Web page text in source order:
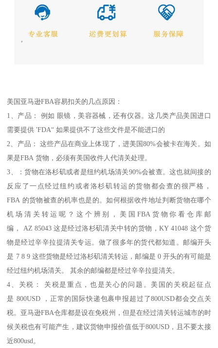
美国亚马逊FBA容易扣关的几点原因：
1、产品： 例如 眼镜，美容器械，还有仪器。这几类产品美国进口
需要提供 'FDA“ 如果提供不了这些文件是不能进口的
2、产品： 这些产品在商业上体现了，进美国80%会被卡在海关。如
果是FBA 货物，必须有美国收件人代清关处理。
3、：货物在洛杉矶或者是纽约机场清关90%会被查。这也就间接的
反应了一点经过纽约或者洛杉矶转运的货物都会查的很严格，
FBA 的货物被查的机率也是的。如何根据收件地址判断货物在哪个
机场清关转运呢？这个辨别，美国FBA货物你看仓库邮
编， AZ 85043 这是经过洛杉矶清关中转的货物，KY 41048 这个货
物是经过辛辛拉提清关专运。做了很多年的货代都知道。邮编开头
是 7 8 9 这些货物是经过洛杉矶清关转运，邮编是 0 开头的有可能是
经过纽约机场清关。 其余的邮编都是经过辛辛拉提清关。
4、关税： 关税是重点，也是关心的问题。美国的关税起征点
是 800USD ，正常的国际快递包裹申报超过了800USD都会交点关
税。亚马逊FBA仓库都是设在免税州，但是在经过清关转运城市的时
候关税也有可能产生，建议货物申报价值低于800USD，且不要太接
近800usd。